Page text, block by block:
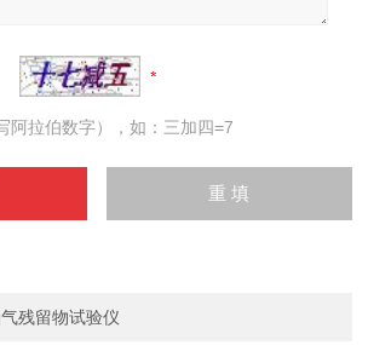
阿拉伯数字），如：三加四=7
残留物试验仪